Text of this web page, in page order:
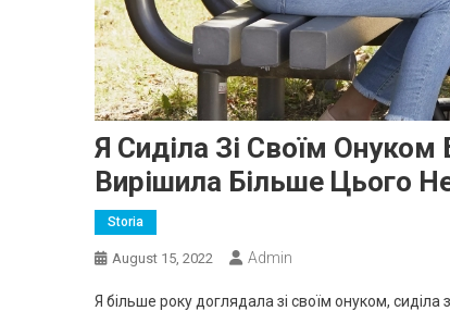
Я Сиділа Зі Своїм
Вирішила Більше Цього
Storia
August 15, 2022 Admin
Я більше року доглядала зі своїм онуком,